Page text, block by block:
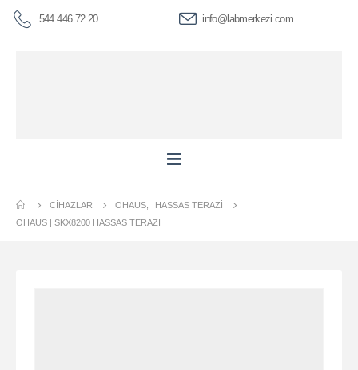
544 446 72 20 info@labmerkezi.com
CIHAZLAR OHAUS
HASSAS TERAZI
OHAUS | SKX8200 HASSAS TERAZI